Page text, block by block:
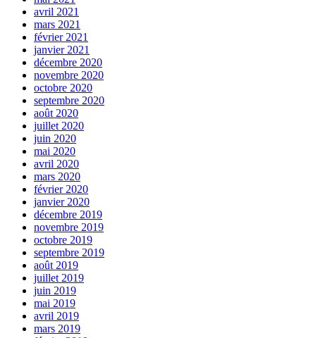
avril 2021
mars 2021
février 2021
janvier 2021
décembre 2020
novembre 2020
octobre 2020
septembre 2020
août 2020
juillet 2020
juin 2020
mai 2020
avril 2020
mars 2020
février 2020
janvier 2020
décembre 2019
novembre 2019
octobre 2019
septembre 2019
août 2019
juillet 2019
juin 2019
mai 2019
avril 2019
mars 2019